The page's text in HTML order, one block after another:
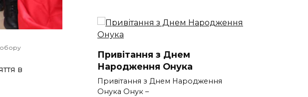
в
Привітання з Днем
Народження Онука
Привітання з Днем Народження
Онука Онук –